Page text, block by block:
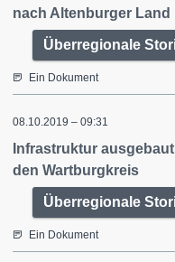
nach Altenburger Land
Überregionale
Ein Dokument
08.10.2019 – 09:31
Infrastruktur
den Wartburgkreis
Überregionale
Ein Dokument